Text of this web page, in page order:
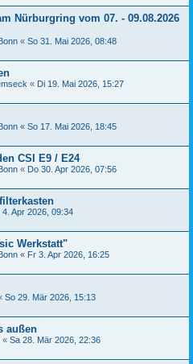
Nürburgring vom 07. - 09.08.2026
« So 31. Mai 2026, 08:48
« Di 19. Mai 2026, 15:27
« So 17. Mai 2026, 18:45
CSI E9 / E24
« Do 30. Apr 2026, 07:56
4. Apr 2026, 09:34
Werkstatt"
« Fr 3. Apr 2026, 16:25
So 29. Mär 2026, 15:13
außen
« Sa 28. Mär 2026, 22:36